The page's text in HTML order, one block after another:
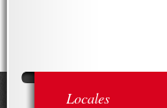
Locales